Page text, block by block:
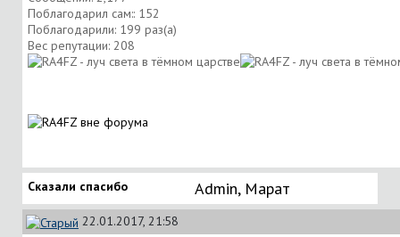
Поблагодарил сам:: 152
Поблагодарили: 199 раз(а)
Вес репутации: 208
Сказали спасибо Аdmin, Марат
22.01.2017, 21:58